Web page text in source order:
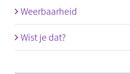
Weerbaarheid
Wist je dat?